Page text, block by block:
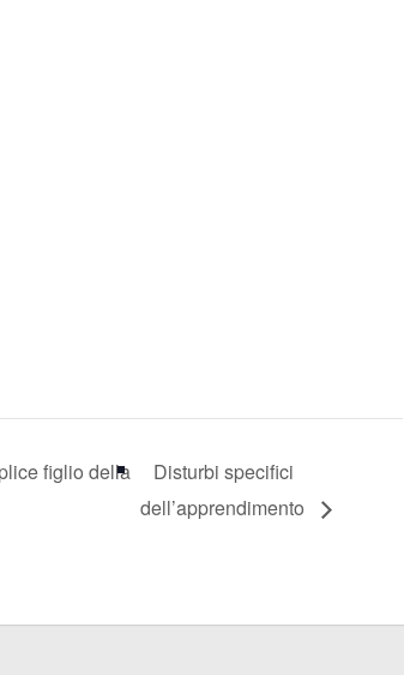
figlio della
Disturbi specifici
dell’apprendimento